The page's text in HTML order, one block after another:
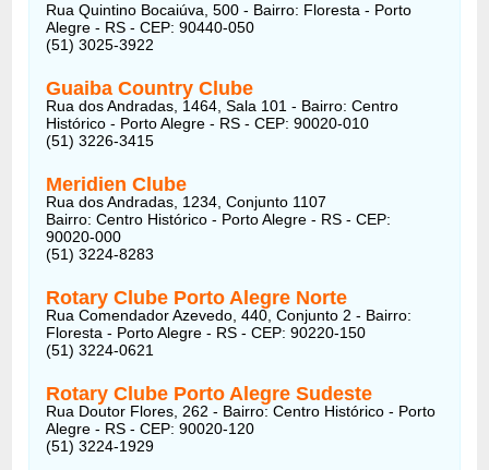
Rua Quintino Bocaiúva, 500 - Bairro: Floresta - Porto
Alegre - RS - CEP: 90440-050
(51) 3025-3922
Guaiba Country Clube
Rua dos Andradas, 1464, Sala 101 - Bairro: Centro
Histórico - Porto Alegre - RS - CEP: 90020-010
(51) 3226-3415
Meridien Clube
Rua dos Andradas, 1234, Conjunto 1107
Bairro: Centro Histórico - Porto Alegre - RS - CEP:
90020-000
(51) 3224-8283
Rotary Clube Porto Alegre Norte
Rua Comendador Azevedo, 440, Conjunto 2 - Bairro:
Floresta - Porto Alegre - RS - CEP: 90220-150
(51) 3224-0621
Rotary Clube Porto Alegre Sudeste
Rua Doutor Flores, 262 - Bairro: Centro Histórico - Porto
Alegre - RS - CEP: 90020-120
(51) 3224-1929